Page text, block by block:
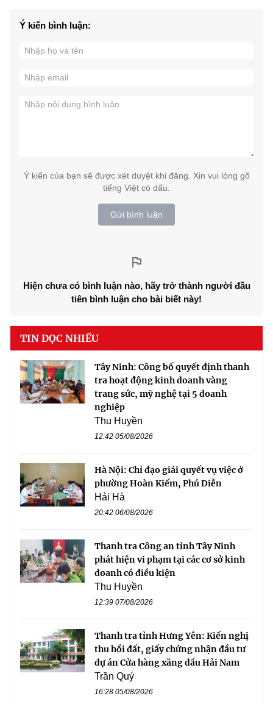
Ý kiến bình luận:
Ý kiến của bạn sẽ được xét duyệt khi đăng. Xin vui lòng gõ
tiếng Việt có dấu.
Gửi bình luận
Hiện chưa có bình luận nào, hãy trở thành người đầu
tiên bình luận cho bài biết này!
TIN ĐỌC NHIỀU
Tây Ninh: Công bố quyết định thanh
tra hoạt động kinh doanh vàng
trang sức, mỹ nghệ tại 5 doanh
nghiệp
Thu Huyền
12:42 05/08/2026
Hà Nội: Chỉ đạo giải quyết vụ việc ở
phường Hoàn Kiếm, Phú Diễn
Hải Hà
20:42 06/08/2026
Thanh tra Công an tỉnh Tây Ninh
phát hiện vi phạm tại các cơ sở kinh
doanh có điều kiện
Thu Huyền
12:39 07/08/2026
Thanh tra tỉnh Hưng Yên: Kiến nghị
thu hồi đất, giấy chứng nhận đầu tư
dự án Cửa hàng xăng dầu Hải Nam
Trần Quý
16:28 05/08/2026